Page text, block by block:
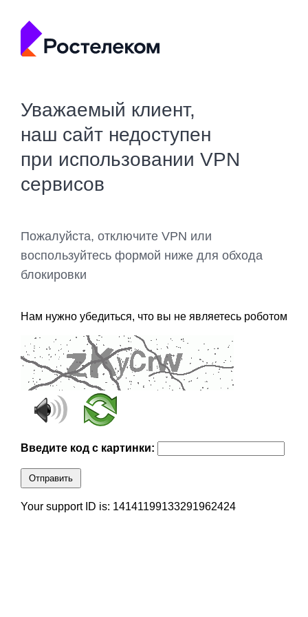
Уважаемый клиент,
наш сайт недоступен
при использовании VPN
сервисов
Пожалуйста, отключите VPN или
воспользуйтесь формой ниже для обхода
блокировки
Нам нужно убедиться, что вы не являетесь роботом
Введите код с картинки:
Отправить
Your support ID is: 14141199133291962424